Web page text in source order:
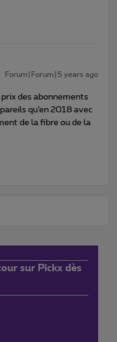
Forum|Forum|5 years ago
des abonnements
qu’en 2018 avec
de la fibre ou de la
sur Pickx dès